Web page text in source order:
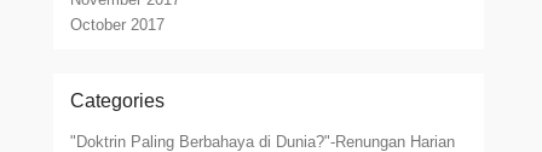
October 2017
Categories
"Doktrin Paling Berbahaya di Dunia?"-Renungan Harian